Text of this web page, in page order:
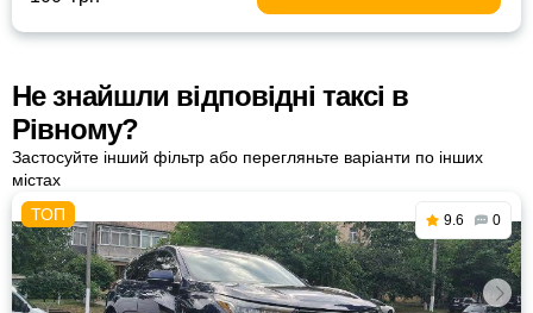
Не знайшли відповідні таксі в
Рівному?
Застосуйте інший фільтр або перегляньте варіанти по інших
містах
9.6 0